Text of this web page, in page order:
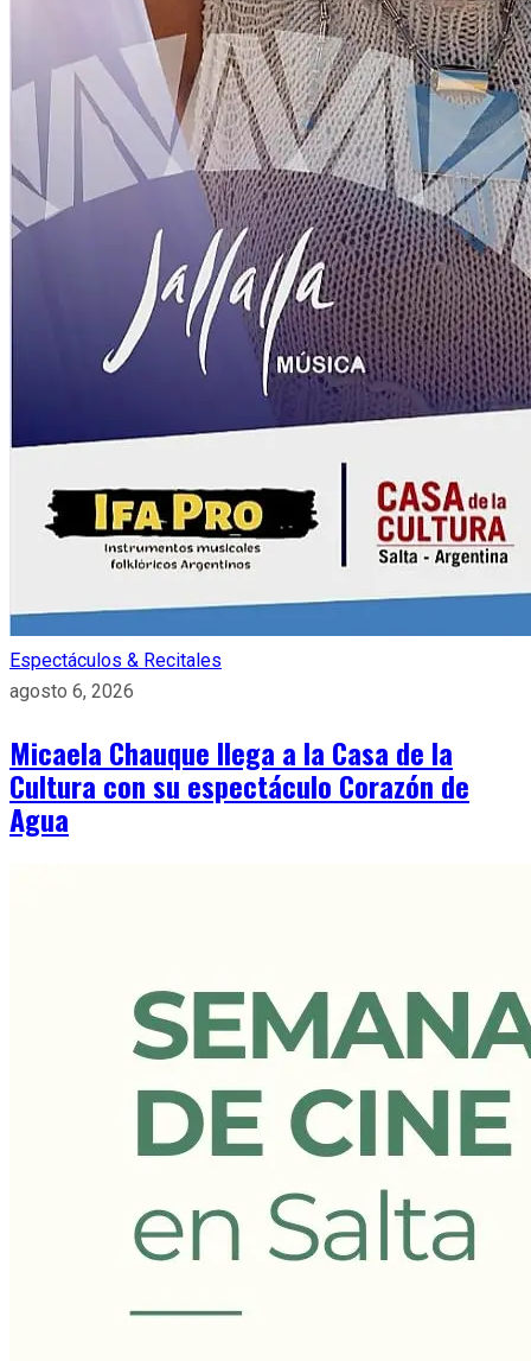
Espectáculos & Recitales
agosto 6, 2026
Micaela Chauque llega a la Casa de la
Cultura con su espectáculo Corazón de
Agua